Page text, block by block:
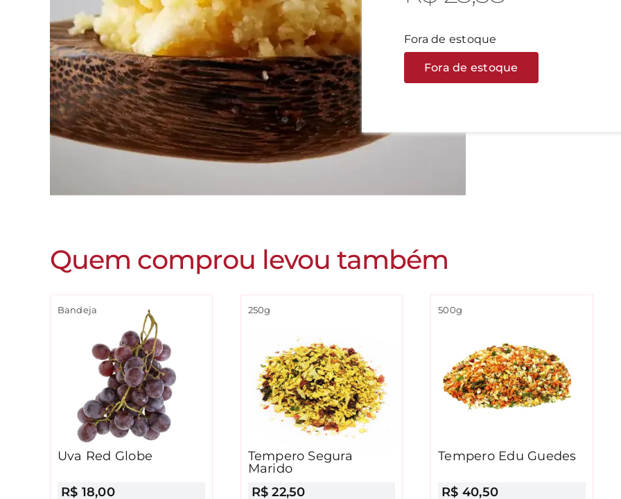
Fora de estoque
Fora de estoque
Quem comprou levou também
Bandeja
Uva Red Globe
R$ 18,00
250g
Tempero Segura
Marido
R$ 22,50
500g
Tempero Edu Guedes
R$ 40,50